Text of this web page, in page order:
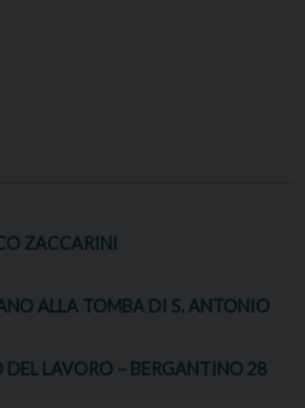
ZACCARINI
ALLA TOMBA DI S. ANTONIO
LAVORO – BERGANTINO 28